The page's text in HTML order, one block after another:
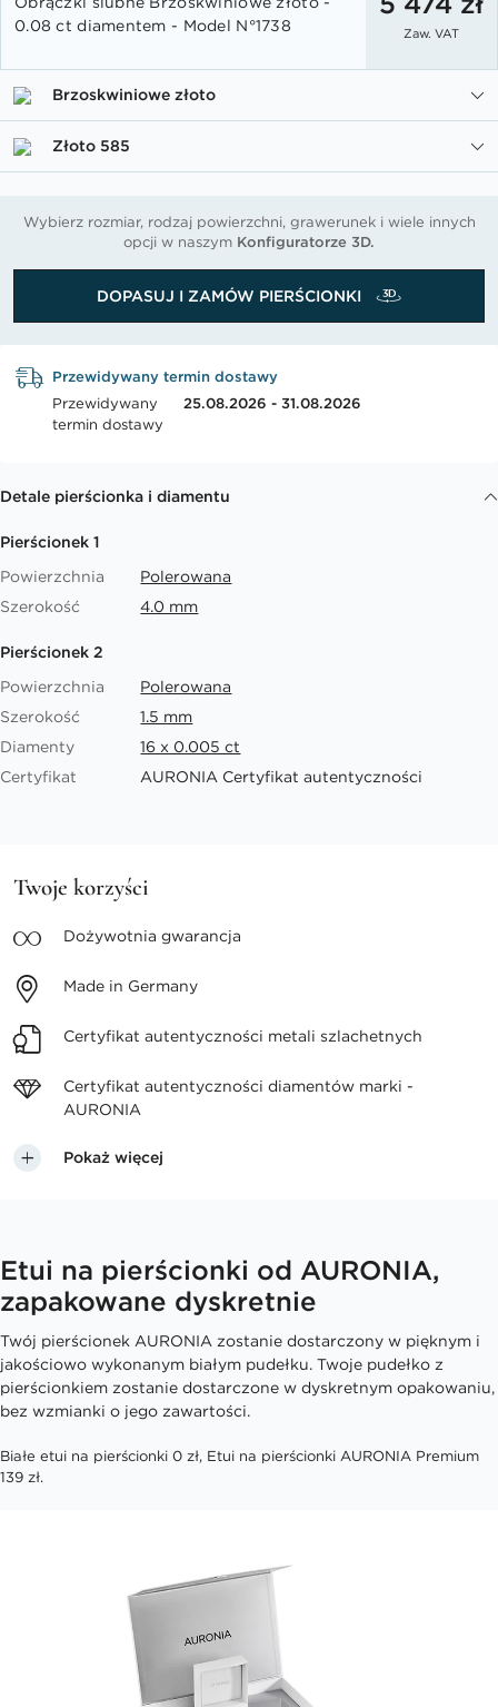
początek
galerii
0.08 ct diamentem - Model N°1738
Zaw. VAT
Brzoskwiniowe złoto
Złoto 585
Wybierz rozmiar, rodzaj powierzchni, grawerunek i wiele innych
opcji w naszym Konfiguratorze 3D.
DOPASUJ I ZAMÓW PIERŚCIONKI
Przewidywany termin dostawy
Przewidywany
termin dostawy
25.08.2026 - 31.08.2026
Detale pierścionka i diamentu
Pierścionek 1
Powierzchnia
Polerowana
Szerokość
4.0 mm
Pierścionek 2
Powierzchnia
Polerowana
Szerokość
1.5 mm
Diamenty
16 x 0.005 ct
Certyfikat
AURONIA Certyfikat autentyczności
Twoje korzyści
Dożywotnia gwarancja
Made in Germany
Certyfikat autentyczności metali szlachetnych
Certyfikat autentyczności diamentów marki -
AURONIA
Pokaż więcej
Etui na pierścionki od AURONIA,
zapakowane dyskretnie
Twój pierścionek AURONIA zostanie dostarczony w pięknym i
jakościowo wykonanym białym pudełku. Twoje pudełko z
pierścionkiem zostanie dostarczone w dyskretnym opakowaniu,
bez wzmianki o jego zawartości.
Białe etui na pierścionki 0 zł, Etui na pierścionki AURONIA Premium
139 zł.